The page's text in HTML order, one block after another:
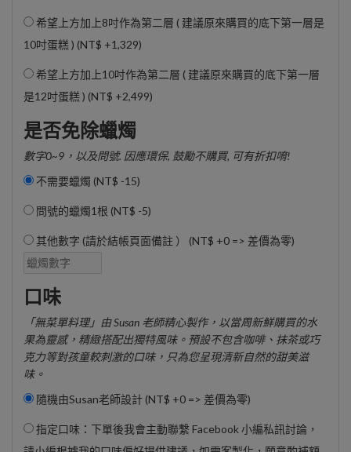
希望上方加上8吋作為第二層 ( 建議原來購買的底下第一層是
10吋蛋糕 ) (NT$ +1,329)
希望上方加上10吋作為第二層 ( 建議原來購買的底下第一層
是12吋蛋糕 ) (NT$ +2,499)
是否免除蠟燭
數字0~9，以及問號. 因應環保, 鼓勵不購買, 可有折扣唷!
不需要蠟燭 (NT$ -15)
問號的蠟燭1根 (NT$ -5)
其他數字 (請於結帳頁面備註 ） (NT$ +0 => 差價為零)
口味
「無菜單料理」由 Susan 老師精心製作，以當周新鮮購買的水
果為靈感，精緻搭配出獨特風味。預設不包含咖啡、抹茶或巧
克力等對孩童較刺激的口味，只為您呈現清新自然的甜美滋
味。
隨機由Susan老師設計 (NT$ +0 => 差價為零)
指定口味：下單後我會主動聯繫 Facebook 小編私訊討論，